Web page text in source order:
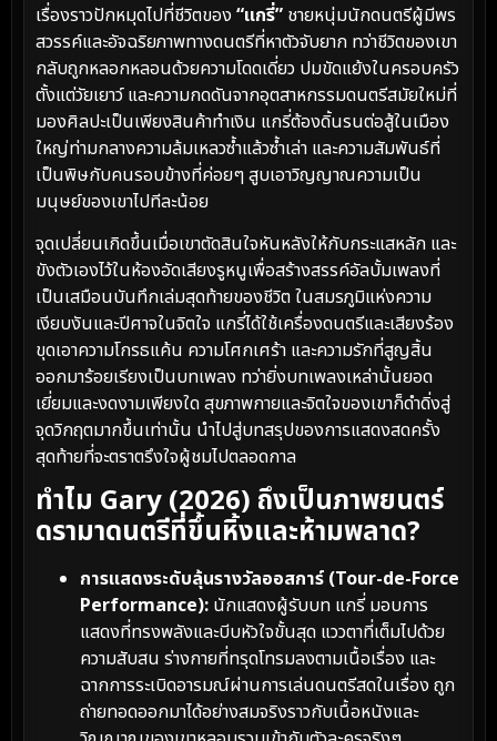
เรื่องราวปักหมุดไปที่ชีวิตของ “แกรี่” ชายหนุ่มนักดนตรีผู้มีพร
สวรรค์และอัจฉริยภาพทางดนตรีที่หาตัวจับยาก ทว่าชีวิตของเขา
กลับถูกหลอกหลอนด้วยความโดดเดี่ยว ปมขัดแย้งในครอบครัว
ตั้งแต่วัยเยาว์ และความกดดันจากอุตสาหกรรมดนตรีสมัยใหม่ที่
มองศิลปะเป็นเพียงสินค้าทำเงิน แกรี่ต้องดิ้นรนต่อสู้ในเมือง
ใหญ่ท่ามกลางความล้มเหลวซ้ำแล้วซ้ำเล่า และความสัมพันธ์ที่
เป็นพิษกับคนรอบข้างที่ค่อยๆ สูบเอาวิญญาณความเป็น
มนุษย์ของเขาไปทีละน้อย
จุดเปลี่ยนเกิดขึ้นเมื่อเขาตัดสินใจหันหลังให้กับกระแสหลัก และ
ขังตัวเองไว้ในห้องอัดเสียงรูหนูเพื่อสร้างสรรค์อัลบั้มเพลงที่
เป็นเสมือนบันทึกเล่มสุดท้ายของชีวิต ในสมรภูมิแห่งความ
เงียบงันและปีศาจในจิตใจ แกรี่ได้ใช้เครื่องดนตรีและเสียงร้อง
ขุดเอาความโกรธแค้น ความโศกเศร้า และความรักที่สูญสิ้น
ออกมาร้อยเรียงเป็นบทเพลง ทว่ายิ่งบทเพลงเหล่านั้นยอด
เยี่ยมและงดงามเพียงใด สุขภาพกายและจิตใจของเขาก็ดำดิ่งสู่
จุดวิกฤตมากขึ้นเท่านั้น นำไปสู่บทสรุปของการแสดงสดครั้ง
สุดท้ายที่จะตราตรึงใจผู้ชมไปตลอดกาล
ทำไม Gary (2026) ถึงเป็นภาพยนตร์
ดรามาดนตรีที่ขึ้นหิ้งและห้ามพลาด?
การแสดงระดับลุ้นรางวัลออสการ์ (Tour-de-Force
Performance): นักแสดงผู้รับบท แกรี่ มอบการ
แสดงที่ทรงพลังและบีบหัวใจขั้นสุด แววตาที่เต็มไปด้วย
ความสับสน ร่างกายที่ทรุดโทรมลงตามเนื้อเรื่อง และ
ฉากการระเบิดอารมณ์ผ่านการเล่นดนตรีสดในเรื่อง ถูก
ถ่ายทอดออกมาได้อย่างสมจริงราวกับเนื้อหนังและ